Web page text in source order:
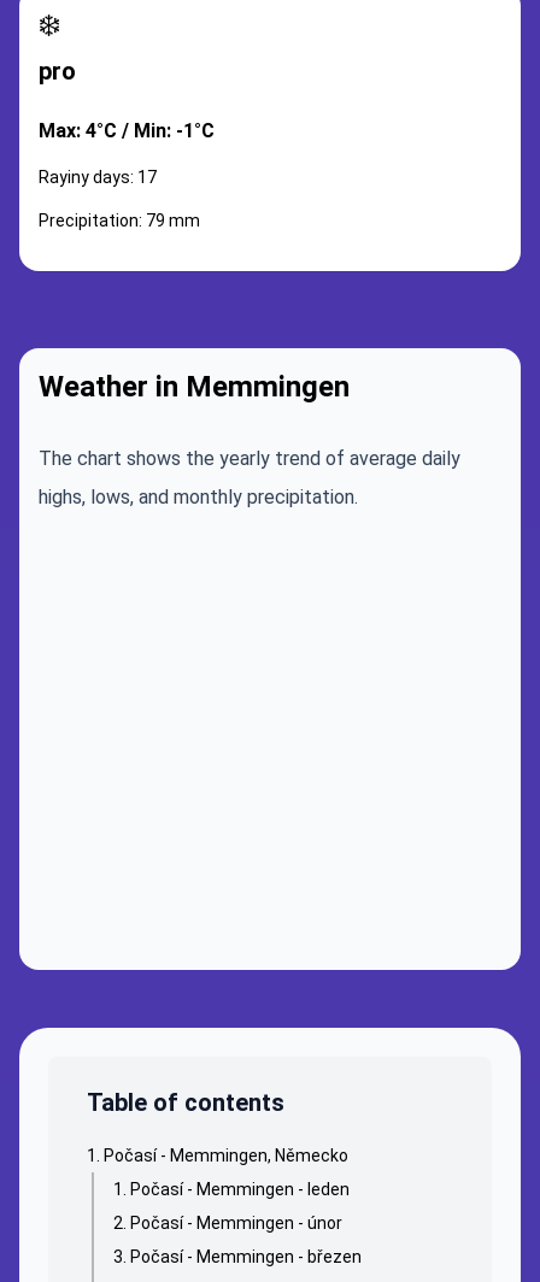
❄️
pro
Max: 4°C / Min: -1°C
Rayiny days: 17
Precipitation: 79 mm
Weather in Memmingen
The chart shows the yearly trend of average daily
highs, lows, and monthly precipitation.
Table of contents
Počasí - Memmingen, Německo
Počasí - Memmingen - leden
Počasí - Memmingen - únor
Počasí - Memmingen - březen